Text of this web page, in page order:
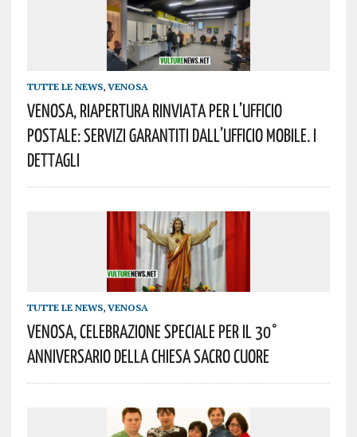
TUTTE LE NEWS, VENOSA
Venosa, Riapertura Rinviata Per L’ufficio
Postale: Servizi Garantiti Dall’ufficio Mobile. I
Dettagli
TUTTE LE NEWS, VENOSA
Venosa, Celebrazione Speciale Per Il 30°
Anniversario Della Chiesa Sacro Cuore